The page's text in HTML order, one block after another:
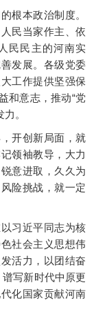
本政治制度。
民当家作主、依
民民主的河南实
发展。各级党委
工作提供坚强保
和意志，推动“党
。
开创新局面，就
领袖教导，大力
意进取，久久为
险挑战，就一定
习近平同志为核
社会主义思想伟
活力，以团结奋
写新时代中原更
化国家贡献河南